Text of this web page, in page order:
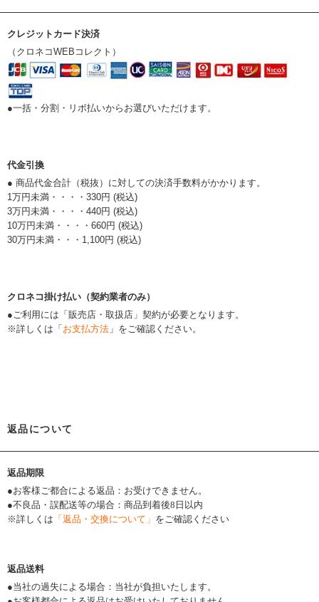
クレジットカード決済
（クロネコWEBコレクト）
●一括・分割・リボ払いからお選びいただけます。
代金引換
● 商品代金合計（税抜）に対しての決済手数料がかかります。
1万円未満・・・・330円 (税込)
3万円未満・・・・440円 (税込)
10万円未満・・・・660円 (税込)
30万円未満・・・1,100円 (税込)
クロネコ掛け払い（契約業者のみ）
●ご利用には「販売店・取扱店」契約が必要となります。
※詳しくは「 お支払方法 」をご確認ください。
返品について
返品期限
●お客様ご都合による返品：お受けできません。
●不良品・誤配送等の場合：商品到着後8日以内
※詳しくは 「返品・交換について」 をご確認ください
返品送料
●当社の過失による場合：当社が負担いたします。